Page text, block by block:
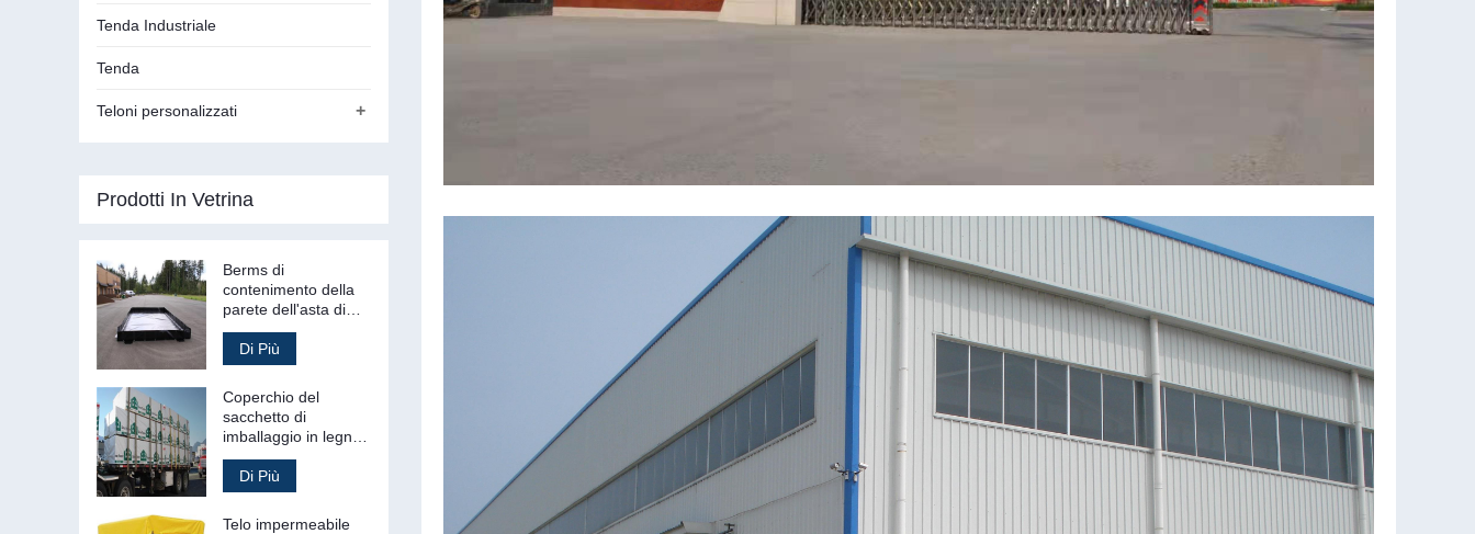
Tenda Industriale
Tenda
+
Teloni personalizzati
Prodotti In Vetrina
Berms di
contenimento della
parete dell'asta di
fuoriuscita della
gestione dei rifiuti
secondari
Di Più
Coperchio del
sacchetto di
imballaggio in legno
del sacchetto di
legname tessuto PE
stampato
Di Più
Telo impermeabile